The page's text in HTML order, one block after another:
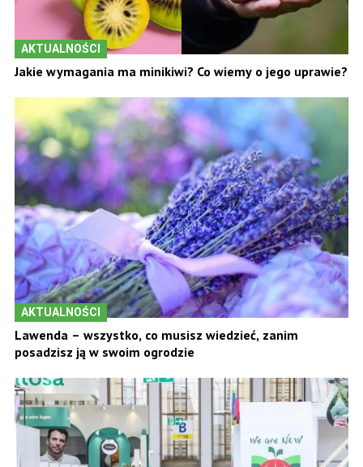
AKTUALNOŚCI
Jakie wymagania ma minikiwi? Co wiemy o jego uprawie?
AKTUALNOŚCI
Lawenda – wszystko, co musisz wiedzieć, zanim
posadzisz ją w swoim ogrodzie